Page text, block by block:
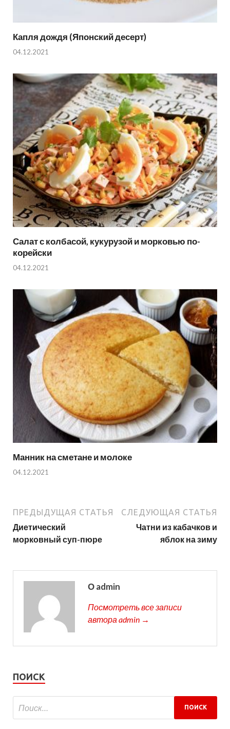
Капля дождя (Японский десерт)
04.12.2021
Салат с колбасой, кукурузой и морковью по-
корейски
04.12.2021
Манник на сметане и молоке
04.12.2021
ПРЕДЫДУЩАЯ СТАТЬЯ
Диетический
морковный суп-пюре
СЛЕДУЮЩАЯ СТАТЬЯ
Чатни из кабачков и
яблок на зиму
О admin
Посмотреть все записи
автора admin →
ПОИСК